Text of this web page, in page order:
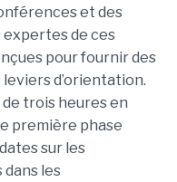
et des
expertes de ces
pour fournir des
d’orientation.
de trois heures en
première phase
sur les
les